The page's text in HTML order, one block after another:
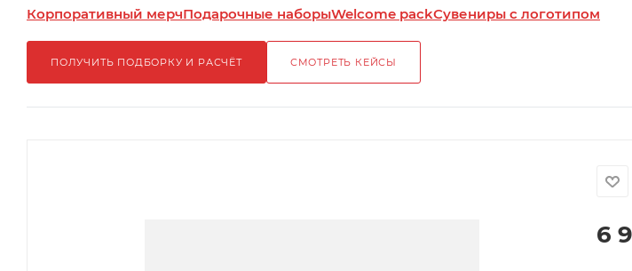
Корпоративный мерчПодарочные наборыWelcome packСувениры с логотипом
ПОЛУЧИТЬ ПОДБОРКУ И РАСЧЁТ СМОТРЕТЬ КЕЙСЫ
6